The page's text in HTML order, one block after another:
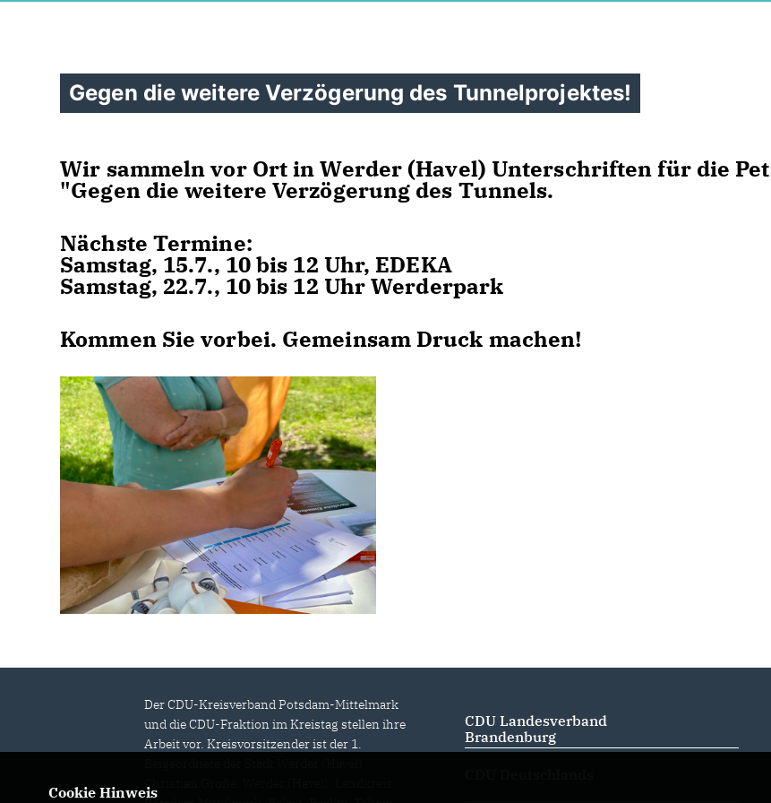
Gegen die weitere Verzögerung des Tunnelprojektes!
Wir sammeln vor Ort in Werder (Havel) Unterschriften für die
"Gegen die weitere Verzögerung des Tunnels.
Nächste Termine:
Samstag, 15.7., 10 bis 12 Uhr, EDEKA
Samstag, 22.7., 10 bis 12 Uhr Werderpark
Kommen Sie vorbei. Gemeinsam Druck machen!
Der CDU-Kreisverband Potsdam-Mittelmark
und die CDU-Fraktion im Kreistag stellen ihre
Arbeit vor. Kreisvorsitzender ist der 1.
Christian Große, Werder (Havel). Landkreis
CDU Landesverband
Brandenburg
Cookie Hinweis